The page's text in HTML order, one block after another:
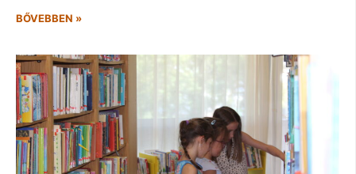
BŐVEBBEN »